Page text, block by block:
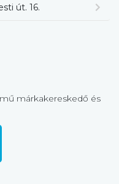
út. 16.
márkakereskedő és